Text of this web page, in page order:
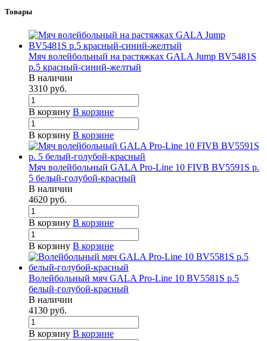
Товары
Мяч волейбольный на растяжках GALA Jump BV5481S
р.5 красный-синий-желтый
В наличии
3310 руб.
В корзину В корзине
В корзину В корзине
Мяч волейбольный GALA Pro-Line 10 FIVB BV5591S р.
5 белый-голубой-красный
В наличии
4620 руб.
В корзину В корзине
В корзину В корзине
Волейбольный мяч GALA Pro-Line 10 BV5581S р.5
белый-голубой-красный
В наличии
4130 руб.
В корзину В корзине